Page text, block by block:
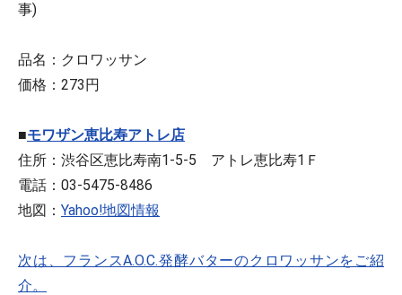
事)
品名：クロワッサン
価格：273円
■モワザン恵比寿アトレ店
住所：渋谷区恵比寿南1-5-5 アトレ恵比寿1Ｆ
電話：03-5475-8486
地図： Yahoo!地図情報
次は、フランスA.O.C.発酵バターのクロワッサンをご紹
介。